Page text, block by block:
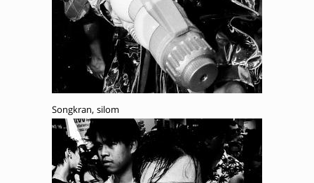
Songkran, silom